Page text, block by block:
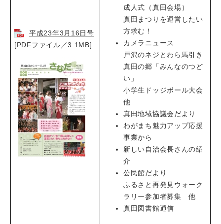
平成23年3月16日号
[PDFファイル／3.1MB]
成人式（真田会場）
真田まつりを運営したい
方求む！
カメラニュース
戸沢のネジとわら馬引き
真田の郷「みんなのつど
い」
小学生ドッジボール大会
他
真田地域協議会だより
わがまち魅力アップ応援
事業から
新しい自治会長さんの紹
介
公民館だより
ふるさと再発見ウォーク
ラリー参加者募集 他
真田図書館通信